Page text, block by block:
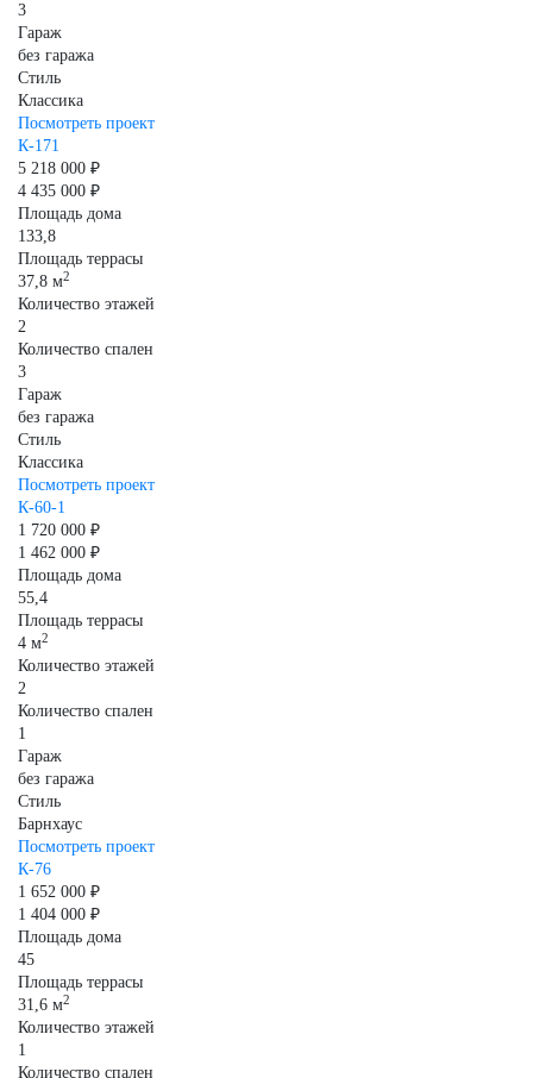
3
Гараж
без гаража
Стиль
Классика
Посмотреть проект
К-171
5 218 000 ₽
4 435 000 ₽
Площадь дома
133,8
Площадь террасы
37,8 м2
Количество этажей
2
Количество спален
3
Гараж
без гаража
Стиль
Классика
Посмотреть проект
К-60-1
1 720 000 ₽
1 462 000 ₽
Площадь дома
55,4
Площадь террасы
4 м2
Количество этажей
2
Количество спален
1
Гараж
без гаража
Стиль
Барнхаус
Посмотреть проект
К-76
1 652 000 ₽
1 404 000 ₽
Площадь дома
45
Площадь террасы
31,6 м2
Количество этажей
1
Количество спален